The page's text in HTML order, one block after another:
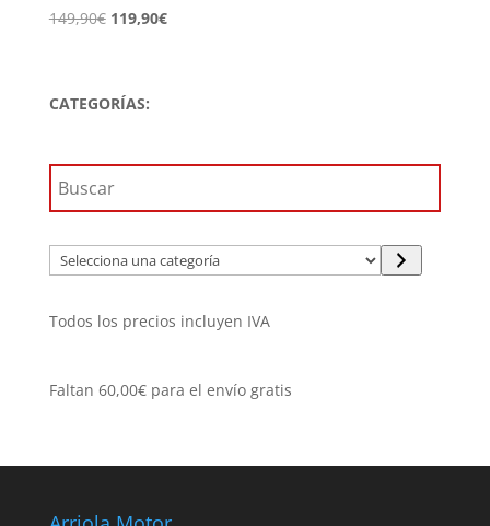
149,90€ El
era:
119,90€El
CATEGORÍAS:
Selecciona
una
Todos los precios incluyen IVA
Faltan 60,00€para el envío gratis